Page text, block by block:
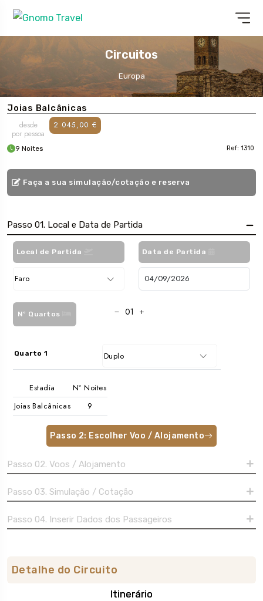
Circuitos
Europa
Joias Balcânicas
desde
por pessoa
2 045,00 €
9 Noites Ref: 1310
Faça a sua simulação/cotação e reserva
Passo 01. Local e Data de Partida
Local de Partida
Faro
Data de Partida
Nº Quartos
Quarto 1 Duplo
Estadia
Nº Noites
Joias Balcânicas
Passo 2: Escolher Voo / Alojamento
Passo 02. Voos / Alojamento
Passo 03. Simulação / Cotação
Passo 04. Inserir Dados dos Passageiros
Detalhe do Circuito
Itinerário